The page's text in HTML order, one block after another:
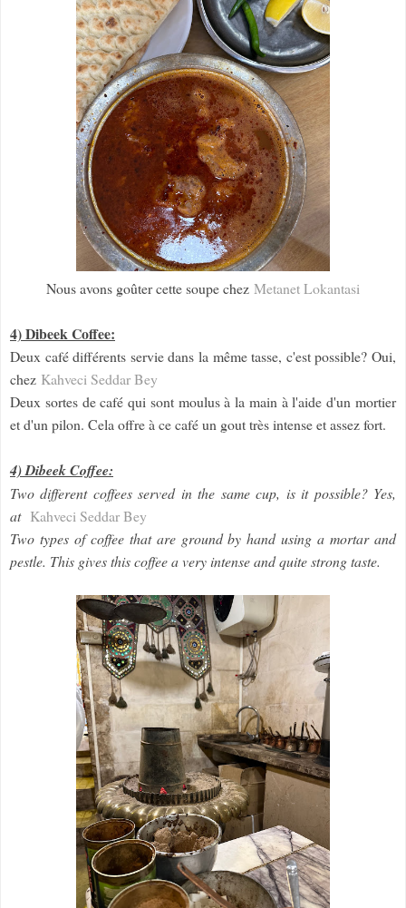
Nous avons goûter cette soupe chez Metanet Lokantasi
4) Dibeek Coffee:
Deux café différents servie dans la même tasse, c'est possible? Oui,
chez Kahveci Seddar Bey
Deux sortes de café qui sont moulus à la main à l'aide d'un mortier
et d'un pilon. Cela offre à ce café un gout très intense et assez fort.
4) Dibeek Coffee:
Two different coffees served in the same cup, is it possible? Yes,
at Kahveci Seddar Bey
Two types of coffee that are ground by hand using a mortar and
pestle. This gives this coffee a very intense and quite strong taste.